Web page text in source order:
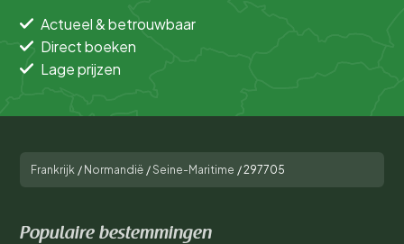
Actueel & betrouwbaar
Direct boeken
Lage prijzen
Frankrijk / Normandië /Seine-Maritime /297705
Populaire bestemmingen